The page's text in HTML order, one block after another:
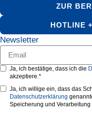
ZUR
HOTLINE
Newsletter
Ja, ich bestätige, dass ich die
akzeptiere.*
Ja, ich willige ein, dass das
Datenschutzerklärung
Speicherung und